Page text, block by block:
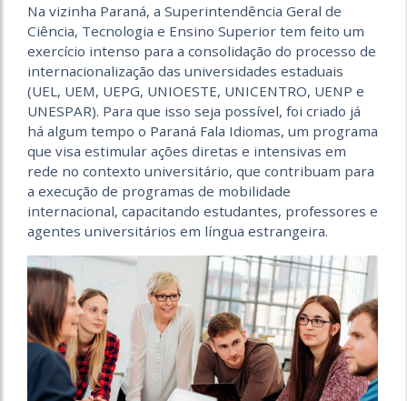
Na vizinha Paraná, a Superintendência Geral de
Ciência, Tecnologia e Ensino Superior tem feito um
exercício intenso para a consolidação do processo de
internacionalização das universidades estaduais
(UEL, UEM, UEPG, UNIOESTE, UNICENTRO, UENP e
UNESPAR). Para que isso seja possível, foi criado já
há algum tempo o Paraná Fala Idiomas, um programa
que visa estimular ações diretas e intensivas em
rede no contexto universitário, que contribuam para
a execução de programas de mobilidade
internacional, capacitando estudantes, professores e
agentes universitários em língua estrangeira.